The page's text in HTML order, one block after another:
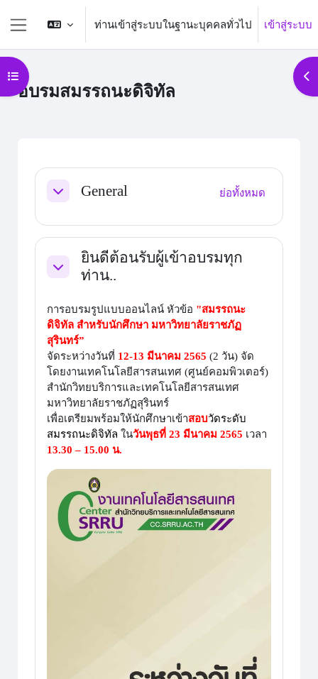
ข้ามไปที่เนื้อหาหลัก
ท่านเข้าสู่ระบบในฐานะบุคคลทั่วไป เข้าสู่ระบบ
อบรมสมรรถนะดิจิทัล
Open course index
Section outline
ย่อ General ย่อทั้งหมด
ย่อ
ยินดีต้อนรับผู้เข้าอบรมทุก
ท่าน..
การอบรมรูปแบบออนไลน์ หัวข้อ "สมรรถนะ
ดิจิทัล สำหรับนักศึกษา มหาวิทยาลัยราชภัฏ
สุรินทร์”
จัดระหว่างวันที่ 12-13 มีนาคม 2565 (2 วัน) จัด
โดยงานเทคโนโลยีสารสนเทศ (ศูนย์คอมพิวเตอร์)
สำนักวิทยบริการและเทคโนโลยีสารสนเทศ
มหาวิทยาลัยราชภัฏสุรินทร์
เพื่อเตรียมพร้อมให้นักศึกษาเข้าสอบวัดระดับ
สมรรถนะดิจิทัล ในวันพุธที่ 23 มีนาคม 2565 เวลา
13.30 – 15.00 น.